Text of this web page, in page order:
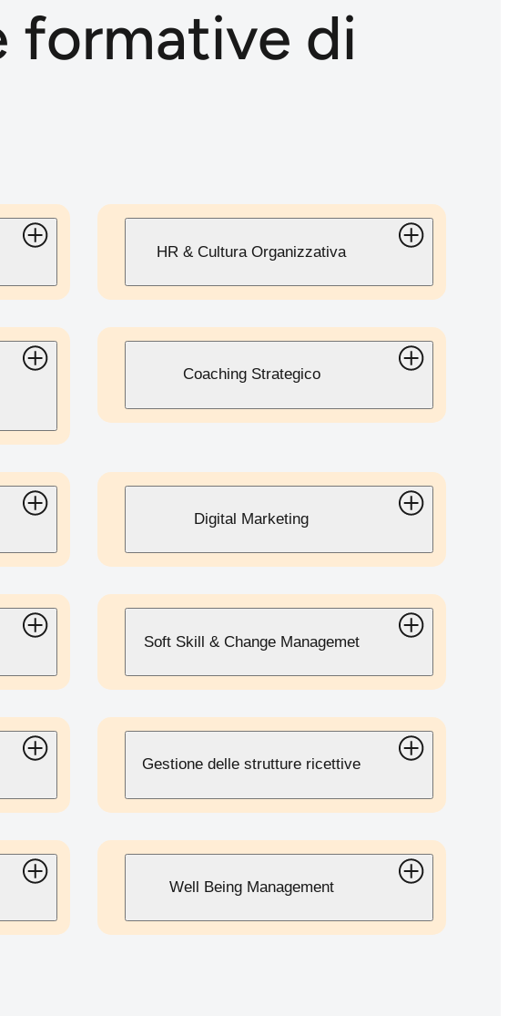
formative di
HR & Cultura Organizzativa
Coaching Strategico
Digital Marketing
Soft Skill & Change Managemet
Gestione delle strutture ricettive
Well Being Management